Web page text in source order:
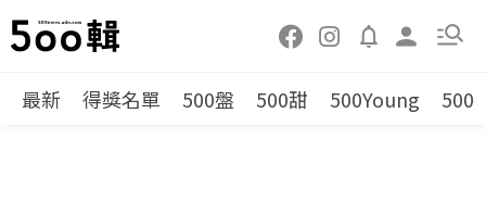
最新 得獎名單 500盤 500甜 500Young 500